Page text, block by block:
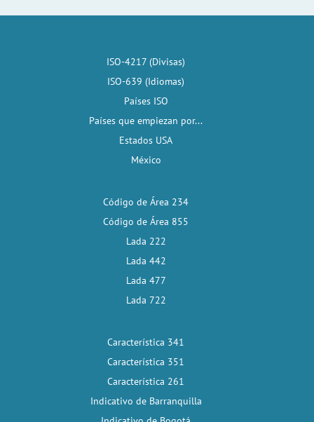
ISO-4217 (Divisas)
ISO-639 (Idiomas)
Países ISO
Países que empiezan por...
Estados USA
México
Código de Área 234
Código de Área 855
Lada 222
Lada 442
Lada 477
Lada 722
Característica 341
Característica 351
Característica 261
Indicativo de Barranquilla